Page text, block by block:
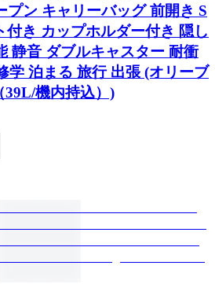
プン キャリーバッグ 前開き S
き カップホルダー付き 隠し
静音 ダブルキャスター 耐衝
学 泊まる 旅行 出張 (オリーブ
39L/機内持込）)